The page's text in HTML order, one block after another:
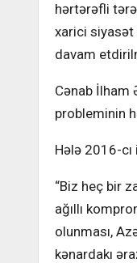
hərtərəfli
xarici siyasət
davam
Cənab İlham
probleminin
Hələ 2016-
“Biz heç bir
ağıllı
olunması,
kənardakı